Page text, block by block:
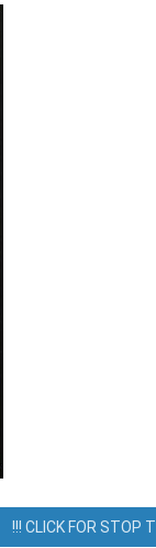
к событию.
Как доехать?
!!! CLICK FOR STOP
О